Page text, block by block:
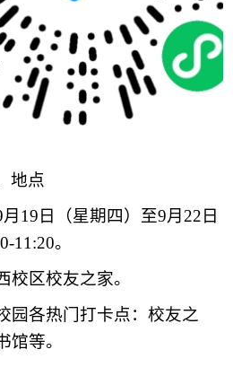
地点
月19日（星期四）至9月22日
11:20。
校区校友之家。
园各热门打卡点：校友之
馆等。